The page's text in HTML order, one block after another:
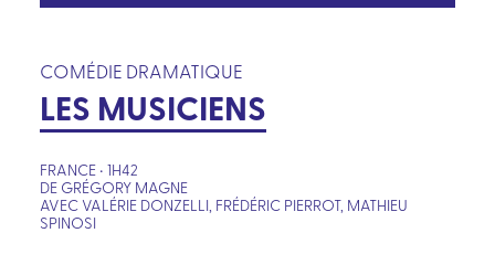
COMÉDIE DRAMATIQUE
LES MUSICIENS
FRANCE • 1H42
DE GRÉGORY MAGNE
AVEC VALÉRIE DONZELLI, FRÉDÉRIC PIERROT, MATHIEU
SPINOSI